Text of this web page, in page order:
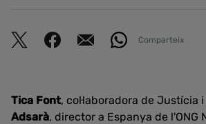
Comparteix
Tica Font, col·laboradora de Justícia i
Adsarà, director a Espanya de l'ONG